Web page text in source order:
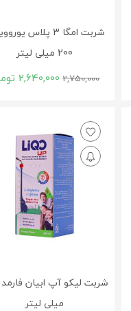
شربت امگا 3 پلاس
200 میلی لیتر
2,750,000
2,640,000
میلی لیتر